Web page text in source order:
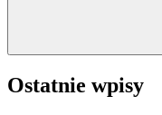
Ostatnie wpisy